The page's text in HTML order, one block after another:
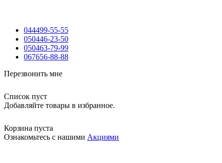
044499-55-55
050446-23-50
050463-79-99
067656-88-88
Перезвонить мне
Список пуст
Добавляйте товары в избранное.
Корзина пуста
Ознакомьтесь с нашими Акциями